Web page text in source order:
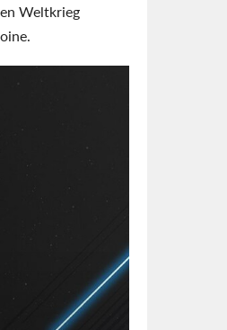
Weltkrieg